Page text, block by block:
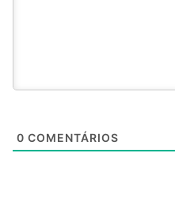
0 COMENTÁRIOS